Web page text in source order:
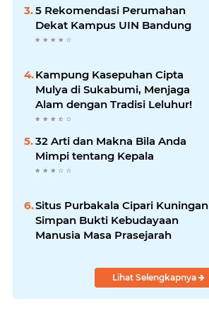
5 Rekomendasi Perumahan
Dekat Kampus UIN Bandung
Kampung Kasepuhan Cipta
Mulya di Sukabumi, Menjaga
Alam dengan Tradisi Leluhur!
32 Arti dan Makna Bila Anda
Mimpi tentang Kepala
Situs Purbakala Cipari Kuningan
Simpan Bukti Kebudayaan
Manusia Masa Prasejarah
Lihat Selengkapnya